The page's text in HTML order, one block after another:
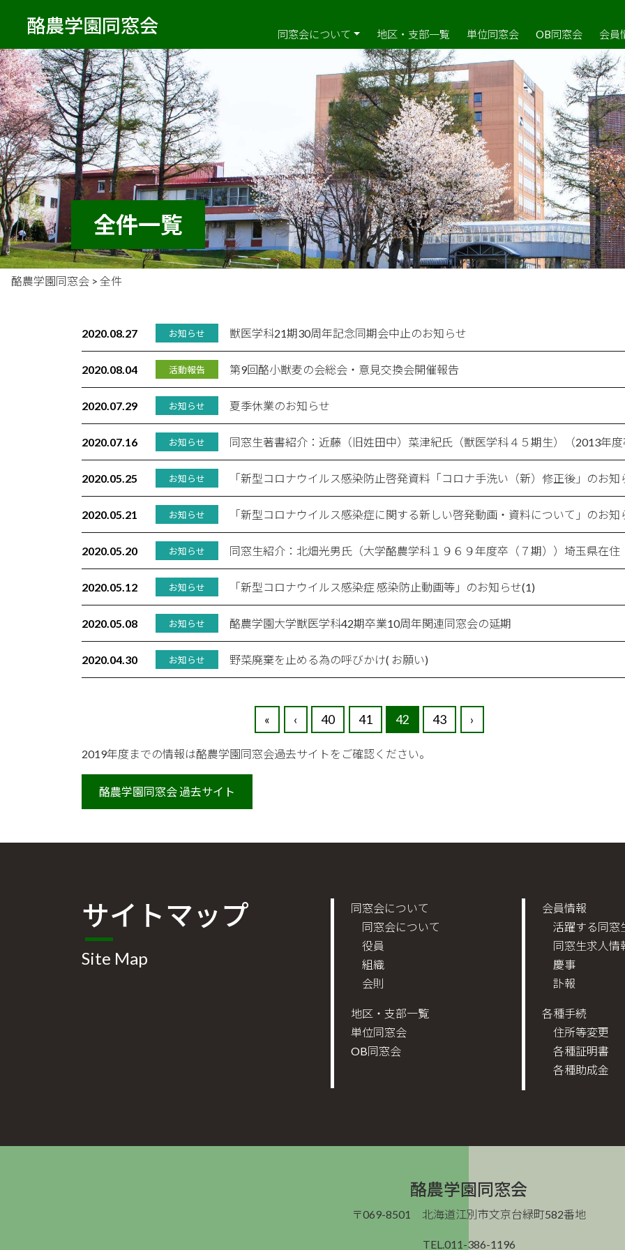
酪農学園同窓会
同窓会について
地区・支部一覧 単位同窓会 OB同窓会 会員
全件一覧
酪農学園同窓会 > 全件
2020.08.27 お知らせ 獣医学科21期30周年記念同期会中止のお知らせ
2020.08.04 活動報告 第9回酪小獣麦の会総会・意見交換会開催報告
2020.07.29 お知らせ 夏季休業のお知らせ
2020.07.16 お知らせ 同窓生著書紹介：近藤（旧姓田中）菜津紀氏（獣医学科４５期生）（2013年度
2020.05.25 お知らせ 「新型コロナウイルス感染防止啓発資料「コロナ手洗い（新）修正後」のお知
2020.05.21 お知らせ 「新型コロナウイルス感染症に関する新しい啓発動画・資料について」のお知
2020.05.20 お知らせ 同窓生紹介：北畑光男氏（大学酪農学科１９６９年度卒（７期））埼玉県在住
2020.05.12 お知らせ 「新型コロナウイルス感染症 感染防止動画等」のお知らせ(1)
2020.05.08 お知らせ 酪農学園大学獣医学科42期卒業10周年関連同窓会の延期
2020.04.30 お知らせ 野菜廃棄を止める為の呼びかけ( お願い)
« ‹ 40 41 42 43 ›
2019年度までの情報は酪農学園同窓会過去サイトをご確認ください。
酪農学園同窓会 過去サイト
サイトマップ
Site Map
同窓会について
同窓会について
役員
組織
会則
地区・支部一覧
単位同窓会
OB同窓会
会員情報
活躍する同窓
同窓生求人情
慶事
訃報
各種手続
住所等変更
各種証明書
各種助成金
酪農学園同窓会
〒069-8501 北海道江別市文京台緑町582番地
TEL.011-386-1196